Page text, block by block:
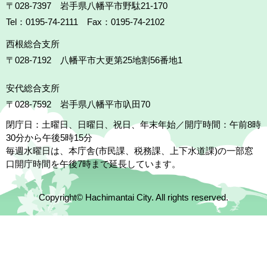
〒028-7397 岩手県八幡平市野駄21-170
Tel：0195-74-2111 Fax：0195-74-2102
西根総合支所
〒028-7192
八幡平市大更第25地割56番地1
安代総合支所
〒028-7592
岩手県八幡平市叺田70
閉庁日：土曜日、日曜日、祝日、年末年始／開庁時間：午前8時
30分から午後5時15分
毎週水曜日は、本庁舎(市民課、税務課、上下水道課)の一部窓
口開庁時間を午後7時まで延長しています。
Copyright© Hachimantai City. All rights reserved.